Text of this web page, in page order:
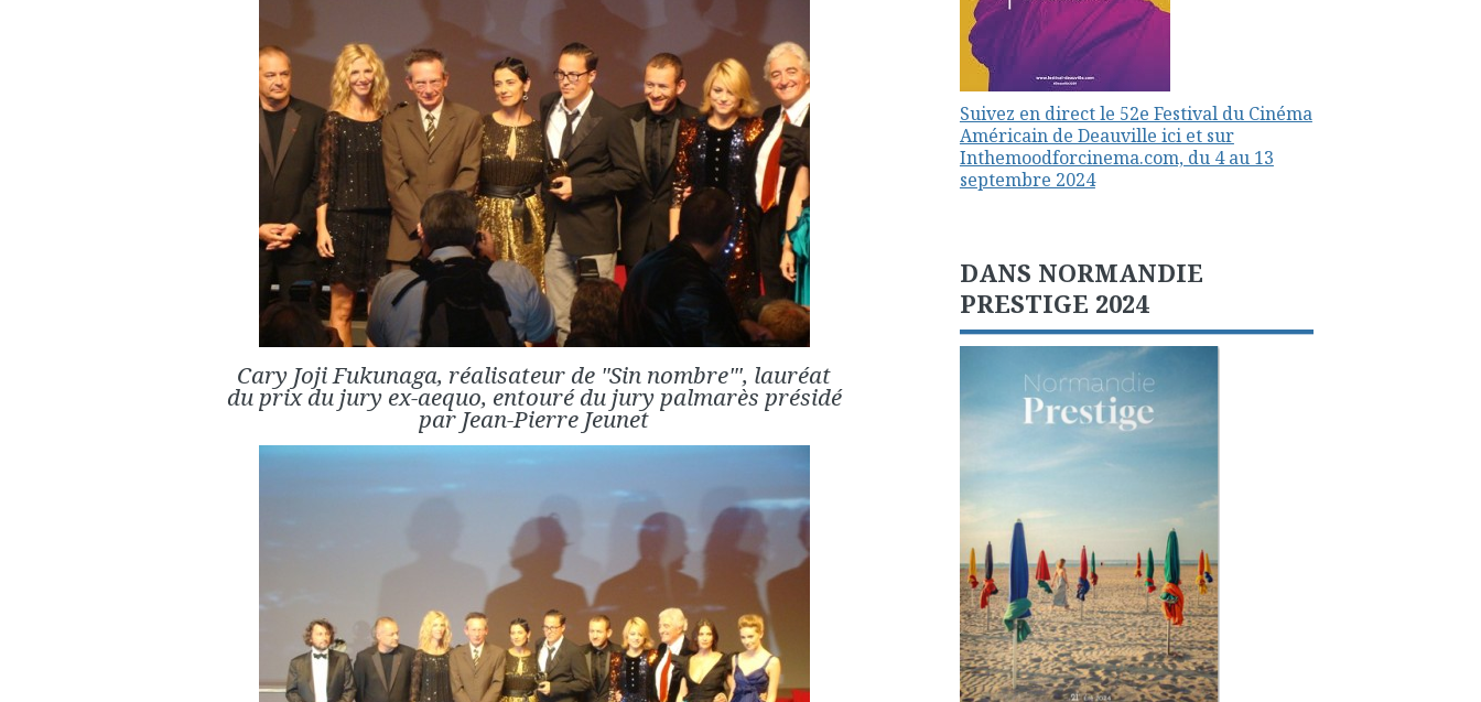
Cary Joji Fukunaga, réalisateur de "Sin nombre"', lauréat
du prix du jury ex-aequo, entouré du jury palmarès présidé
par Jean-Pierre Jeunet
Suivez en direct le 52e Festival du Cinéma
Américain de Deauville ici et sur
Inthemoodforcinema.com, du 4 au 13
septembre 2024
DANS NORMANDIE
PRESTIGE 2024